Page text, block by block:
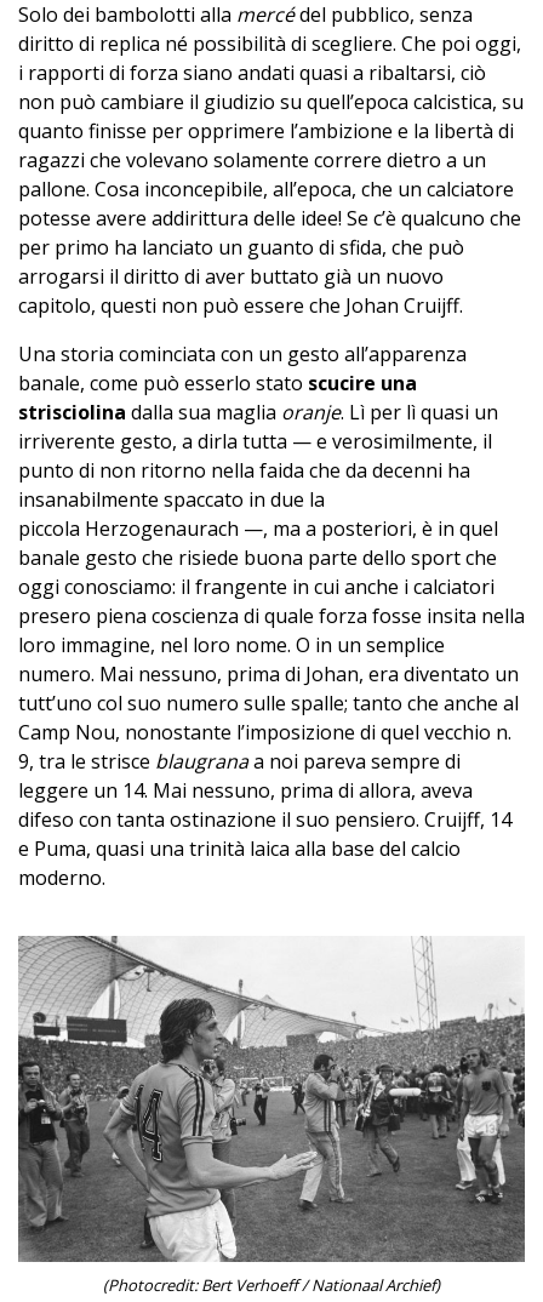
Solo dei bambolotti alla mercédel pubblico, senza
diritto di replica né possibilità di scegliere. Che poi oggi,
i rapporti di forza siano andati quasi a ribaltarsi, ciò
non può cambiare il giudizio su quell’epoca calcistica, su
quanto finisse per opprimere l’ambizione e la libertà di
ragazzi che volevano solamente correre dietro a un
pallone. Cosa inconcepibile, all’epoca, che un calciatore
potesse avere addirittura delle idee! Se c’è qualcuno che
per primo ha lanciato un guanto di sfida, che può
arrogarsi il diritto di aver buttato già un nuovo
capitolo, questi non può essere che Johan Cruijff.
Una storia cominciata con un gesto all’apparenza
banale, come può esserlo stato scucire una
strisciolina dalla sua maglia oranje. Lì per lì quasi un
irriverente gesto, a dirla tutta — e verosimilmente, il
punto di non ritorno nella faida che da decenni ha
insanabilmente spaccato in due la
piccola Herzogenaurach —, ma a posteriori, è in quel
banale gesto che risiede buona parte dello sport che
oggi conosciamo: il frangente in cui anche i calciatori
presero piena coscienza di quale forza fosse insita nella
loro immagine, nel loro nome. O in un semplice
numero. Mai nessuno, prima di Johan, era diventato un
tutt’uno col suo numero sulle spalle; tanto che anche al
Camp Nou, nonostante l’imposizione di quel vecchio n.
9, tra le strisce blaugranaa noi pareva sempre di
leggere un 14. Mai nessuno, prima di allora, aveva
difeso con tanta ostinazione il suo pensiero. Cruijff, 14
e Puma, quasi una trinità laica alla base del calcio
moderno.
(Photocredit: Bert Verhoeff / Nationaal Archief)